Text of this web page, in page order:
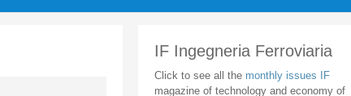
IF Ingegneria Ferroviaria
Click to see all the monthly issues IF
magazine of technology and economy of